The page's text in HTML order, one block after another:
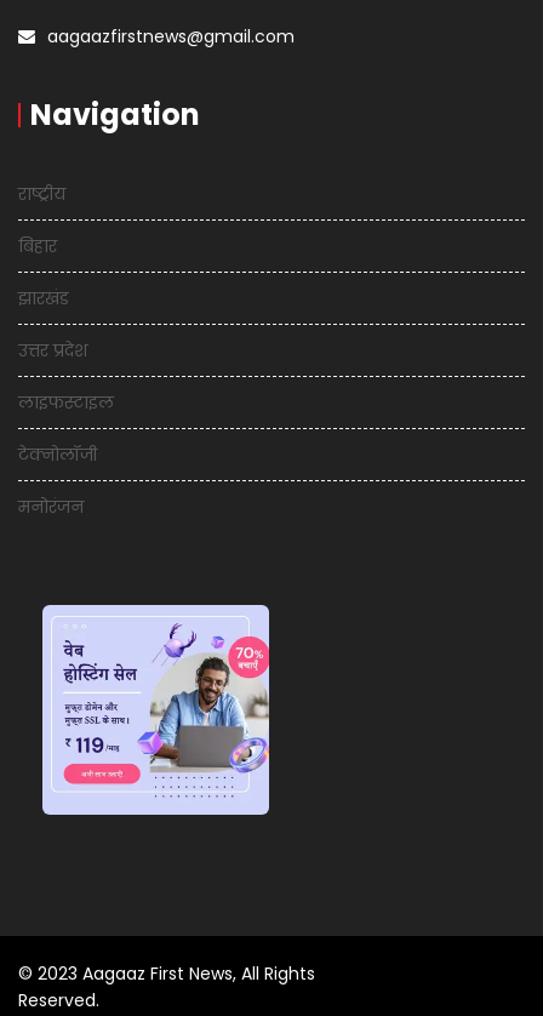
aagaazfirstnews@gmail.com
Navigation
राष्ट्रीय
बिहार
झारखंड
उत्तर प्रदेश
लाइफस्टाइल
टेक्नोलॉजी
मनोरंजन
© 2023 Aagaaz First News, All Rights
Reserved.